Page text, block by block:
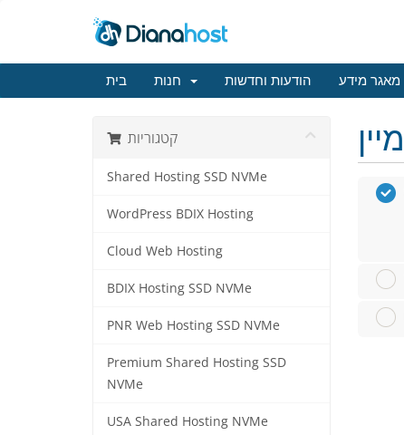
בית הודעות וחדשות מאגר מידע
קטגוריות
Shared Hosting SSD NVMe
WordPress BDIX Hosting
Cloud Web Hosting
BDIX Hosting SSD NVMe
PNR Web Hosting SSD NVMe
Premium Shared Hosting SSD
NVMe
USA Shared Hosting NVMe